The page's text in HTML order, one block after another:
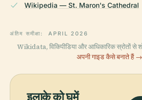
Wikipedia — St. Maron's Cathedral
अंतिम समीक्षा: APRIL 2026
Wikidata, विकिपीडिया और आधिकारिक स्रोतों से
अपनी गाइड कैसे बनाते हैं →
इलाके को घूमें